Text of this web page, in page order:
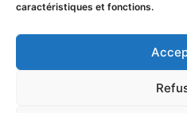
caractéristiques et fonctions.
© 2026